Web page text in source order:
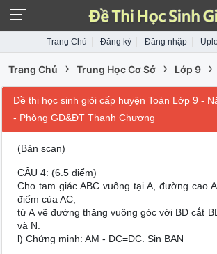
Trang Chủ Đăng ký Đăng nhập
Trang Chủ › Trung Học Cơ Sở › Lớp 9 ›
Đề thi học sinh giỏi cấp huyện Toán Lớp 9 -
- Phòng GD&ĐT Thanh Chương
(Bản scan)
CÂU 4: (6.5 điểm)
Cho tam giác ABC vuông tại A, đường cao
điểm của AC,
từ A vẽ đường thăng vuông góc với BD cắt
và N.
l) Chứng minh: AM - DC=DC. Sin BAN